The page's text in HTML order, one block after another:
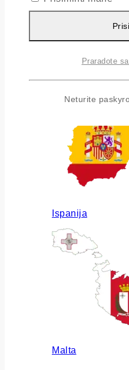
Ispanija
Malta
Praradote
Neturite